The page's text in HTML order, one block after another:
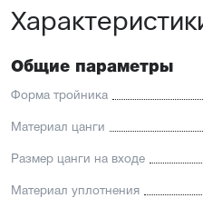
Общие параметры
Форма тройника
Материал цанги
Размер цанги на входе
Материал уплотнения